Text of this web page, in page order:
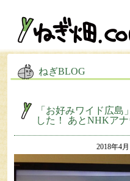
ねぎBLOG
「お好みワイド広島
した！ あとNHKアナ
2018年4